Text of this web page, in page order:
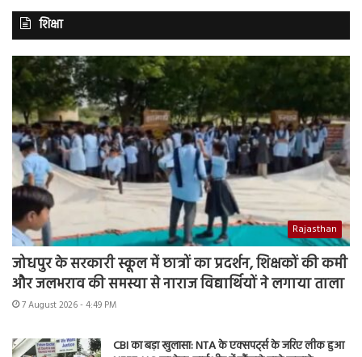
शिक्षा
Rajasthan
जोधपुर के सरकारी स्कूल में छात्रों का प्रदर्शन, शिक्षकों की कमी
और जलभराव की समस्या से नाराज विद्यार्थियों ने लगाया ताला
7 August 2026 - 4:49 PM
CBI का बड़ा खुलासा: NTA के एक्सपर्ट्स के जरिए लीक हुआ